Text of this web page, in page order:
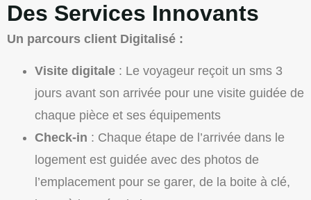
Des Services Innovants
Un parcours client Digitalisé :
Visite digitale : Le voyageur reçoit un sms 3
jours avant son arrivée pour une visite guidée de
chaque pièce et ses équipements
Check-in : Chaque étape de l’arrivée dans le
logement est guidée avec des photos de
l’emplacement pour se garer, de la boite à clé,